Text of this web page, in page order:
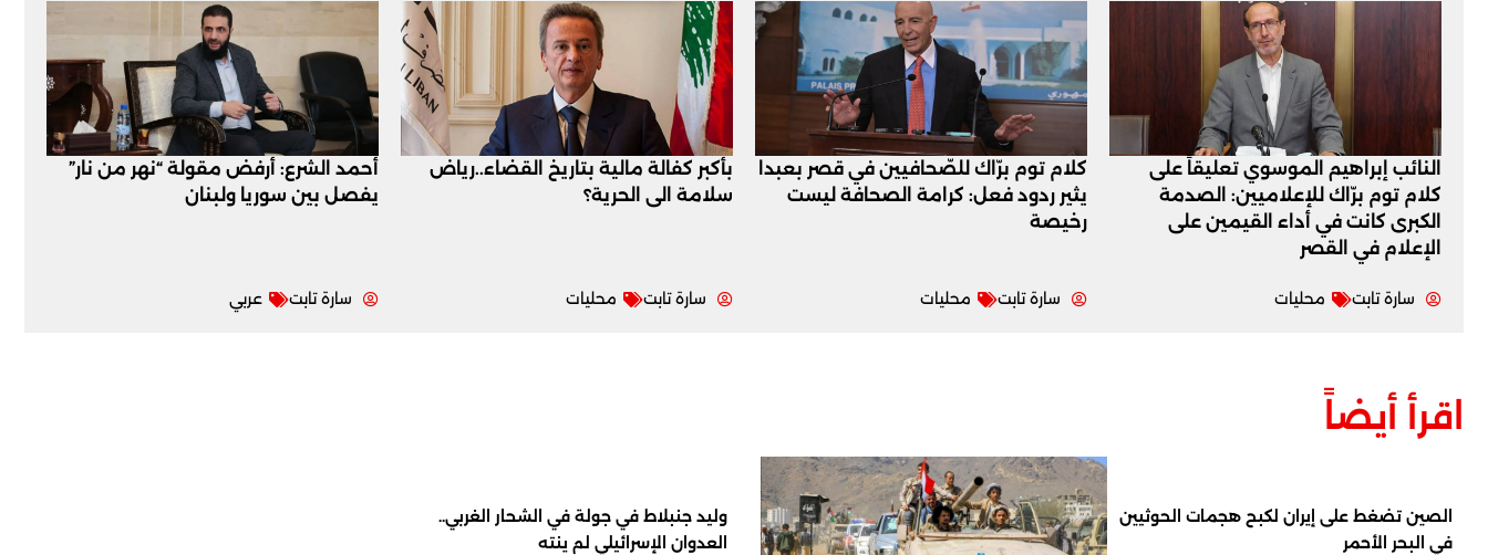
النائب إبراهيم الموسوي تعليقاً على
كلام توم برّاك للإعلاميين: الصدمة
الكبرى كانت في أداء القيمين على
‏الإعلام في القصر
سارة تابت محليات
كلام توم برّاك للصّحافيين في قصر بعبدا
يثير ردود فعل: كرامة الصحافة ليست
رخيصة
سارة تابت محليات
بأكبر كفالة مالية بتاريخ القضاء..رياض
سلامة الى الحرية؟
سارة تابت محليات
أحمد الشرع: أرفض مقولة “نهر من نار”
يفصل بين سوريا ولبنان
سارة تابت عربي
اقرأ أيضاً
الصين تضغط على إيران لكبح هجمات الحوثيين
في البحر الأحمر
وليد جنبلاط في جولة في الشحار الغربي..
العدوان الإسرائيلي لم ينته